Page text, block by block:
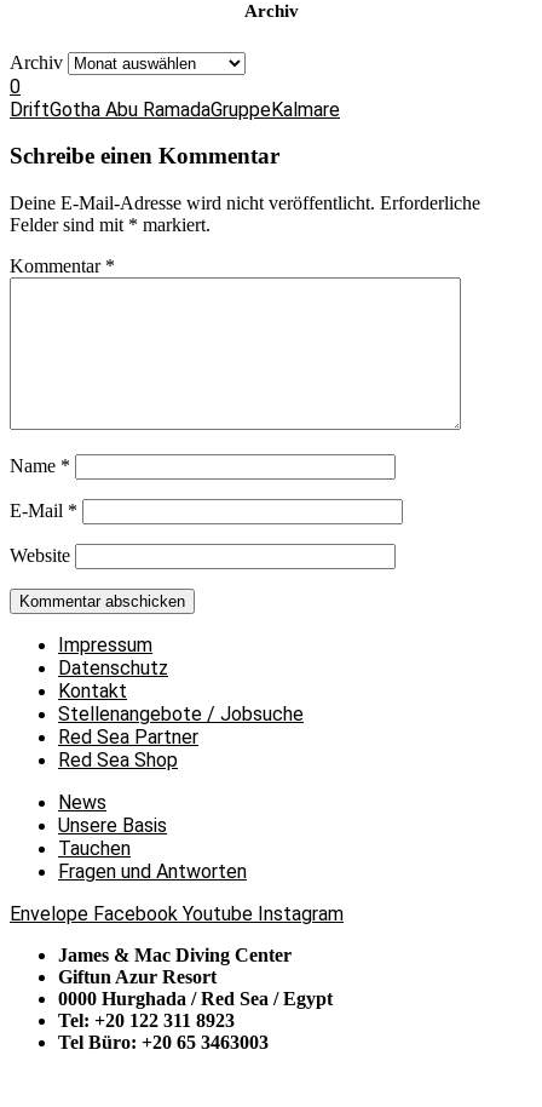
Archiv
Archiv
0
DriftGotha Abu RamadaGruppeKalmare
Schreibe einen Kommentar
Deine E-Mail-Adresse wird nicht veröffentlicht. Erforderliche
Felder sind mit * markiert.
Kommentar *
Name *
E-Mail *
Website
Impressum
Datenschutz
Kontakt
Stellenangebote / Jobsuche
Red Sea Partner
Red Sea Shop
News
Unsere Basis
Tauchen
Fragen und Antworten
Envelope Facebook Youtube Instagram
James & Mac Diving Center
Giftun Azur Resort
0000 Hurghada / Red Sea / Egypt
Tel: +20 122 311 8923
Tel Büro: +20 65 3463003